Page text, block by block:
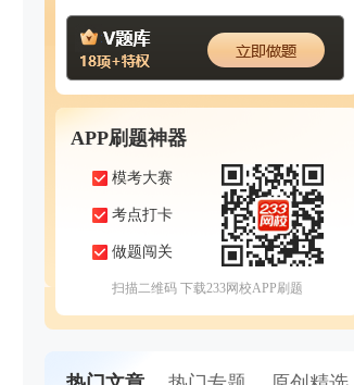
APP刷题神器
模考大赛
考点打卡
做题闯关
扫描二维码 下载233网校APP刷题